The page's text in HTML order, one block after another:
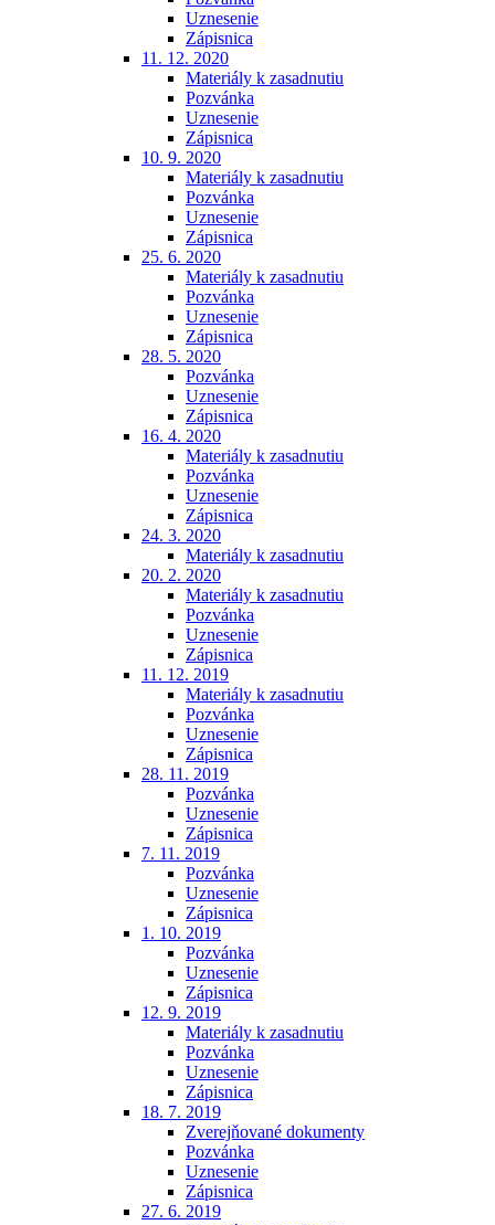
Uznesenie
Zápisnica
11. 12. 2020
Materiály k zasadnutiu
Pozvánka
Uznesenie
Zápisnica
10. 9. 2020
Materiály k zasadnutiu
Pozvánka
Uznesenie
Zápisnica
25. 6. 2020
Materiály k zasadnutiu
Pozvánka
Uznesenie
Zápisnica
28. 5. 2020
Pozvánka
Uznesenie
Zápisnica
16. 4. 2020
Materiály k zasadnutiu
Pozvánka
Uznesenie
Zápisnica
24. 3. 2020
Materiály k zasadnutiu
20. 2. 2020
Materiály k zasadnutiu
Pozvánka
Uznesenie
Zápisnica
11. 12. 2019
Materiály k zasadnutiu
Pozvánka
Uznesenie
Zápisnica
28. 11. 2019
Pozvánka
Uznesenie
Zápisnica
7. 11. 2019
Pozvánka
Uznesenie
Zápisnica
1. 10. 2019
Pozvánka
Uznesenie
Zápisnica
12. 9. 2019
Materiály k zasadnutiu
Pozvánka
Uznesenie
Zápisnica
18. 7. 2019
Zverejňované dokumenty
Pozvánka
Uznesenie
Zápisnica
27. 6. 2019